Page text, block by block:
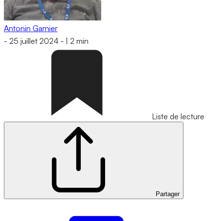
Antonin Garnier
- 25 juillet 2024 - 2 min
Liste de lecture
Partager